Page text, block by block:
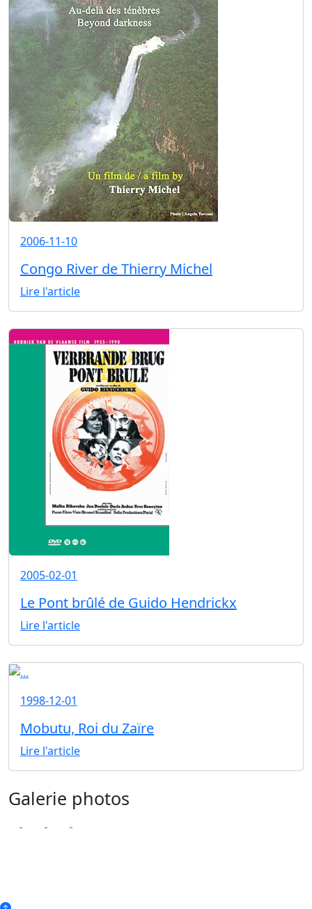
2006-11-10
Congo River de Thierry Michel
Lire l'article
2005-02-01
Le Pont brûlé de Guido Hendrickx
Lire l'article
1998-12-01
Mobutu, Roi du Zaïre
Lire l'article
Galerie photos